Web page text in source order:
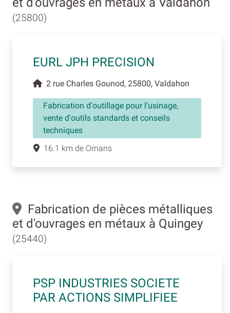
(25800)
EURL JPH PRECISION
2 rue Charles Gounod, 25800, Valdahon
Fabrication d'outillage pour l'usinage,
vente d'outils standards et conseils
techniques
16.1 km de Ornans
Fabrication de pièces métalliques
et d'ouvrages en métaux à Quingey
(25440)
PSP INDUSTRIES SOCIETE
PAR ACTIONS SIMPLIFIEE